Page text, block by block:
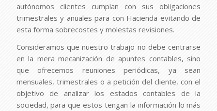
autónomos clientes cumplan con sus obligaciones
trimestrales y anuales para con Hacienda evitando de
esta forma sobrecostes y molestas revisiones.
Consideramos que nuestro trabajo no debe centrarse
en la mera mecanización de apuntes contables, sino
que ofrecemos reuniones periódicas, ya sean
mensuales, trimestrales o a petición del cliente, con el
objetivo de analizar los estados contables de la
sociedad, para que estos tengan la información lo más